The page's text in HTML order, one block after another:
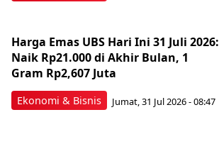
Ekonomi & Bisnis
Harga Emas UBS Hari Ini 31 Juli 2026:
Naik Rp21.000 di Akhir Bulan, 1
Gram Rp2,607 Juta
Jumat, 31 Jul 2026 - 08:47